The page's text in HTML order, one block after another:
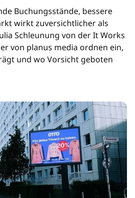
Buchungsstände, bessere
wirkt zuversichtlicher als
Schleunung von der It Works
von planus media ordnen ein,
und wo Vorsicht geboten